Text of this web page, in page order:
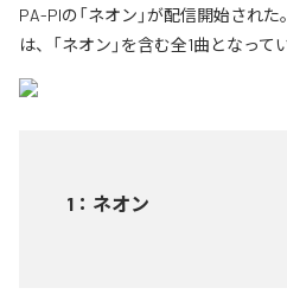
PA-PIの「ネオン」が配信開始され
は、「ネオン」を含む全1曲となって
1 ： ネオン